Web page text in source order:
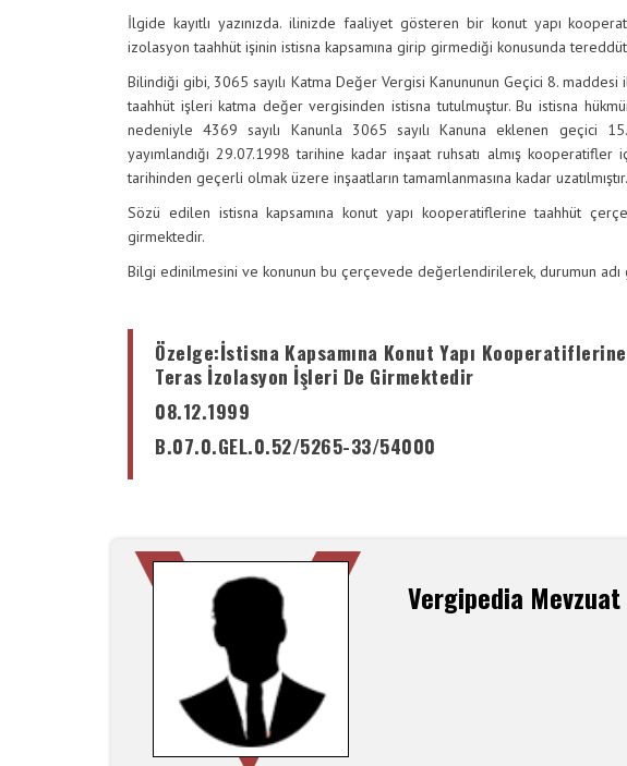
İlgide kayıtlı yazınızda. ilinizde faaliyet gösteren bir konut yapı
izolasyon taahhüt işinin istisna kapsamına girip girmediği konusunda
Bilindiği gibi, 3065 sayılı Katma Değer Vergisi Kanununun Geçici 8.
taahhüt işleri katma değer vergisinden istisna tutulmuştur. Bu istisna
nedeniyle 4369 sayılı Kanunla 3065 sayılı Kanuna eklenen geçici
yayımlandığı 29.07.1998 tarihine kadar inşaat ruhsatı almış kooperatifler
tarihinden geçerli olmak üzere inşaatların tamamlanmasına kadar uzatılmıştır.
Sözü edilen istisna kapsamına konut yapı kooperatiflerine taahhüt
girmektedir.
Bilgi edinilmesini ve konunun bu çerçevede değerlendirilerek, durumun
Özelge:İstisna Kapsamına Konut Yapı
Teras İzolasyon İşleri De Girmektedir
08.12.1999
B.07.0.GEL.0.52/5265-33/54000
Vergipedia Mevzuat